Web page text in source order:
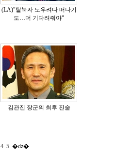
(LA)"탈북자 도우려다 떠나기
도…더 기다려줘야"
김관진 장군의 최후 진술
4 5 �ǳ�